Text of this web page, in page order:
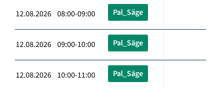
12.08.2026 08:00-09:00 Pal_Säge
12.08.2026 09:00-10:00 Pal_Säge
12.08.2026 10:00-11:00 Pal_Säge